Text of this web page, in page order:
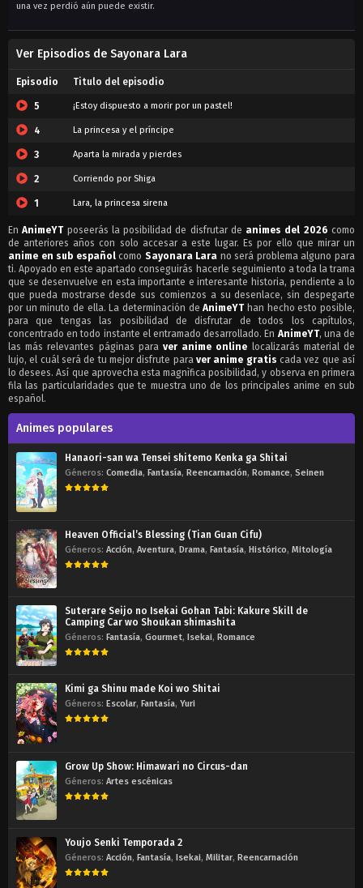
una vez perdió aún puede existir.
Ver Episodios de Sayonara Lara
Episodio Titulo del episodio
5 ¡Estoy dispuesto a morir por un pastel!
4 La princesa y el príncipe
3 Aparta la mirada y pierdes
2 Corriendo por Shiga
1 Lara, la princesa sirena
EnAnimeYTposeerás la posibilidad de disfrutar de animes del 2026 como
de anteriores años con solo accesar a este lugar. Es por ello que mirar un
anime en sub españolcomo Sayonara Lara no será problema alguno para
ti. Apoyado en este apartado conseguirás hacerle seguimiento a toda la trama
que se desenvuelve en esta importante e interesante historia, pendiente a lo
que pueda mostrarse desde sus comienzos a su desenlace, sin despegarte
por un minuto de ella. La determinación deAnimeYThan hecho esto posible,
para que tengas las posibilidad de disfrutar de todos los capítulos,
concentrado en todo instante el entramado desarrollado. En AnimeYT, una de
las más relevantes páginas para ver anime online localizarás material de
lujo, el cuál será de tu mejor disfrute para ver anime gratis cada vez que así
lo desees. Así que aprovecha esta magnìfica posibilidad, y observa en primera
fila las particularidades que te muestra uno de los principales anime en sub
español.
Animes populares
Hanaori-san wa Tensei shitemo Kenka ga Shitai
Géneros: Comedia, Fantasía, Reencarnación, Romance, Seinen
Heaven Official’s Blessing (Tian Guan Cifu)
Géneros: Acción, Aventura, Drama, Fantasía, Histórico, Mitología
Suterare Seijo no Isekai Gohan Tabi: Kakure Skill de
Camping Car wo Shoukan shimashita
Géneros: Fantasía, Gourmet, Isekai, Romance
Kimi ga Shinu made Koi wo Shitai
Géneros: Escolar, Fantasía, Yuri
Grow Up Show: Himawari no Circus-dan
Géneros: Artes escénicas
Youjo Senki Temporada 2
Géneros: Acción, Fantasía, Isekai, Militar, Reencarnación